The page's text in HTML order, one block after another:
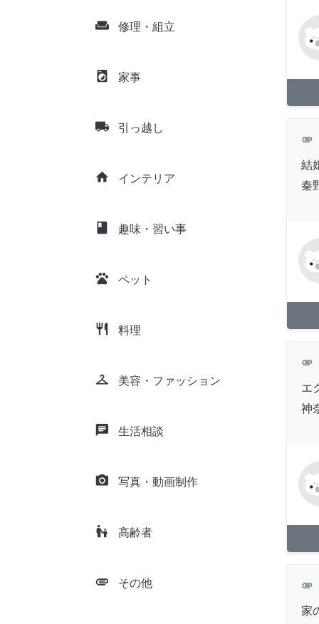
weekend 修理・組立
local_laundry_service 家事
local_shipping 引っ越し
home インテリア
class 趣味・習い事
pets ペット
restaurant 料理
checkroom 美容・ファッション
chat 生活相談
camera_alt 写真・動画制作
escalator_warning 高齢者
attachment その他
attachment
結
秦
attachment
エ
神
attachment
家